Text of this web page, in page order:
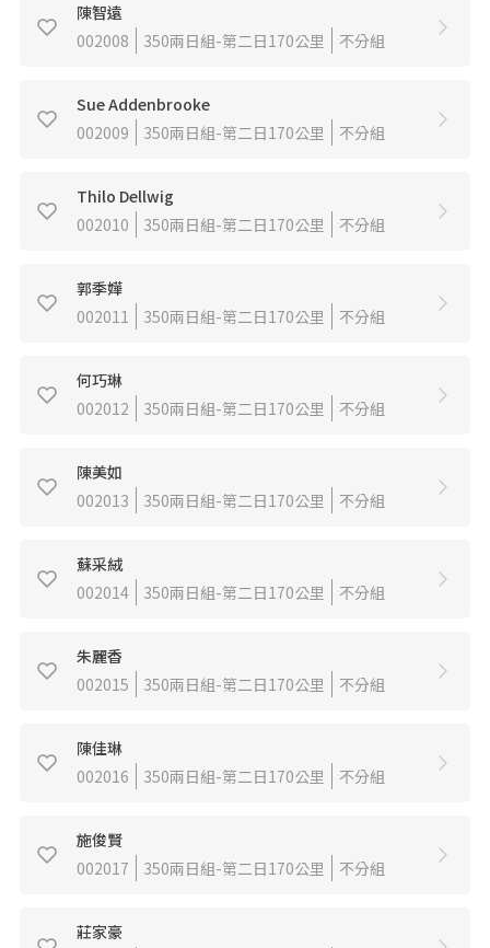
陳智遠
002008
350兩日組-第二日170公里 不分組
Sue Addenbrooke
002009
350兩日組-第二日170公里 不分組
Thilo Dellwig
002010
350兩日組-第二日170公里 不分組
郭季嬅
002011
350兩日組-第二日170公里 不分組
何巧琳
002012
350兩日組-第二日170公里 不分組
陳美如
002013
350兩日組-第二日170公里 不分組
蘇采絨
002014
350兩日組-第二日170公里 不分組
朱麗香
002015
350兩日組-第二日170公里 不分組
陳佳琳
002016
350兩日組-第二日170公里 不分組
施俊賢
002017
350兩日組-第二日170公里 不分組
莊家豪